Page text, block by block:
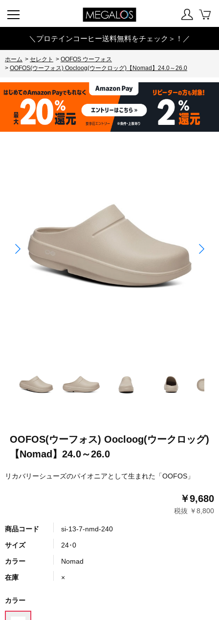
＼プロテインコーヒー送料無料をチェック＞！／
ホーム > セレクト > OOFOS ウーフォス
> OOFOS(ウーフォス) Oocloog(ウークロッグ)【Nomad】24.0～26.0
OOFOS(ウーフォス) Oocloog(ウークロッグ)
【Nomad】24.0～26.0
リカバリーシューズのパイオニアとして生まれた「OOFOS」
￥9,680
税抜 ￥8,800
商品コード si-13-7-nmd-240
サイズ 24･0
カラー Nomad
在庫 ×
カラー